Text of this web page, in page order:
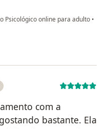
Psicológico online para adulto •
com a
bastante. Ela